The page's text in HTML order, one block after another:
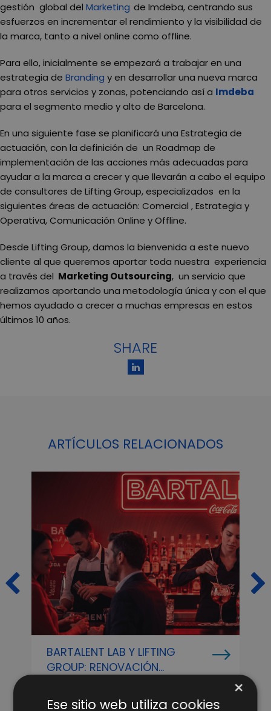
gestión global del Marketing de Imdeba, centrando sus
esfuerzos en incrementar el rendimiento y la visibilidad de
la marca, tanto a nivel online como offline.
Para ello, inicialmente se empezará a trabajar en una
estrategia de Branding y en desarrollar una nueva marca
para otros servicios y zonas, potenciando así a Imdeba
para el segmento medio y alto de Barcelona.
En una siguiente fase se planificará una Estrategia de
actuación, con la definición de un Roadmap de
implementación de las acciones más adecuadas para
ayudar a la marca a crecer y que llevarán a cabo el equipo
de consultores de Lifting Group, especializados en la
siguientes áreas de actuación: Comercial , Estrategia y
Operativa, Comunicación Online y Offline.
Desde Lifting Group, damos la bienvenida a este nuevo
cliente al que queremos aportar toda nuestra experiencia
a través del Marketing Outsourcing, un servicio que
realizamos aportando una metodología única y con el que
hemos ayudado a crecer a muchas empresas en estos
últimos 10 años.
SHARE
ARTÍCULOS RELACIONADOS
BARTALENT LAB Y LIFTING
GROUP: RENOVACIÓN
FORMACIÓN E INSPIRACIÓN DEL
×
Ese sitio web utiliza cookies